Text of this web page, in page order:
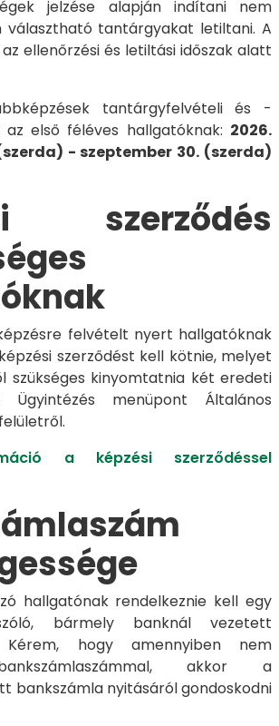
jelzése alapján indítani nem
választható tantárgyakat letiltani. A
ellenőrzési és letiltási időszak alatt
tantárgyfelvételi és -
az első féléves hallgatóknak: 2026.
- szeptember 30. (szerda)
szerződés
felvételt nyert hallgatóknak
szerződést kell kötnie, melyet
szükséges kinyomtatnia két eredeti
Ügyintézés menüpont Általános
a képzési szerződéssel
hallgatónak rendelkeznie kell egy
bármely banknál vezetett
Kérem, hogy amennyiben nem
akkor a
bankszámla nyitásáról gondoskodni